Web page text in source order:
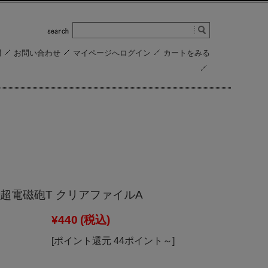
お問い合わせ マイページへログイン カートをみる
電磁砲T クリアファイルA
¥440 (税込)
[ポイント還元 44ポイント～]